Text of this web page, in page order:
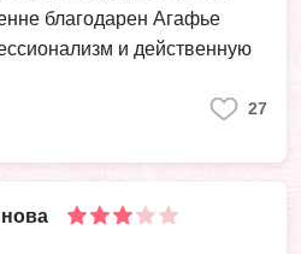
благодарен Агафье
и действенную
27